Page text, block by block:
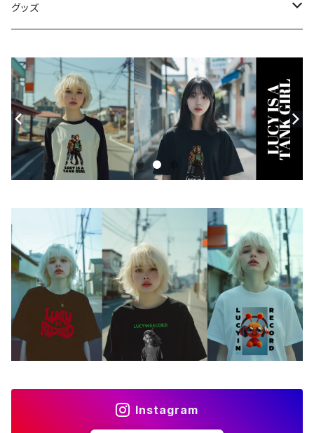
シャツ
グッズ
モバイルケース
Androidケース
iPhoneケース
スマホリング
ステッカー
アクセサリー
バッグ
アートワーク
フォトカード
ライフスタイル
Instagram